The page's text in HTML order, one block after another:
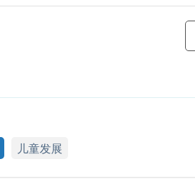
儿童发展